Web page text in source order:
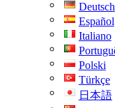
Deutsch
Español
Italiano
Polski
Türkçe
日本語